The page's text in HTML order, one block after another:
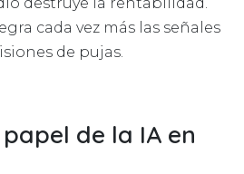
cada vez más las señales
de pujas.
de la IA en